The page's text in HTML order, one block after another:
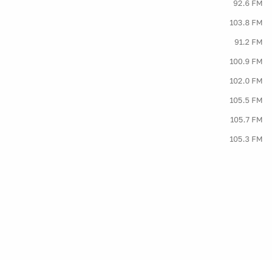
92.6 FM
103.8 FM
91.2 FM
100.9 FM
102.0 FM
105.5 FM
105.7 FM
105.3 FM